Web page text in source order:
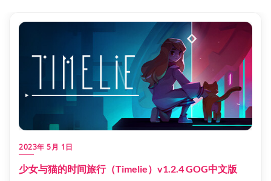
2023年 5月 1日
少女与猫的时间旅行（Timelie）v1.2.4 GOG中文版